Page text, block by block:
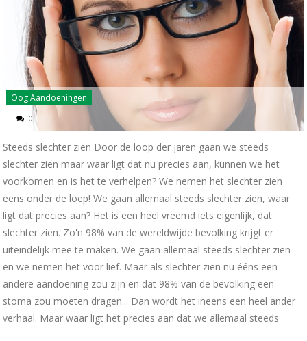
Oog Aandoeningen
0
Steeds slechter zien Door de loop der jaren gaan we steeds
slechter zien maar waar ligt dat nu precies aan, kunnen we het
voorkomen en is het te verhelpen? We nemen het slechter zien
eens onder de loep! We gaan allemaal steeds slechter zien, waar
ligt dat precies aan? Het is een heel vreemd iets eigenlijk, dat
slechter zien. Zo'n 98% van de wereldwijde bevolking krijgt er
uiteindelijk mee te maken. We gaan allemaal steeds slechter zien
en we nemen het voor lief. Maar als slechter zien nu ééns een
andere aandoening zou zijn en dat 98% van de bevolking een
stoma zou moeten dragen... Dan wordt het ineens een heel ander
verhaal. Maar waar ligt het precies aan dat we allemaal steeds